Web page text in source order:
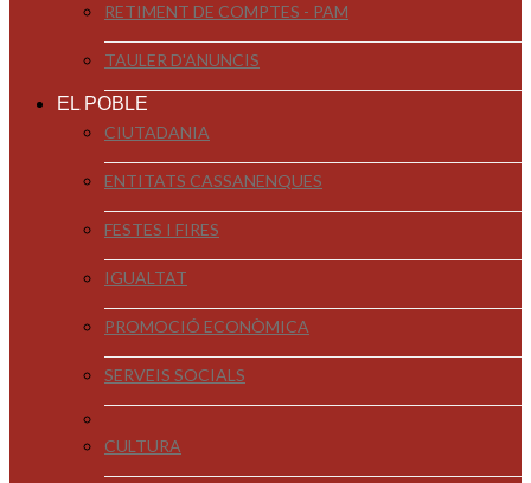
RETIMENT DE COMPTES - PAM
TAULER D'ANUNCIS
EL POBLE
CIUTADANIA
ENTITATS CASSANENQUES
FESTES I FIRES
IGUALTAT
PROMOCIÓ ECONÒMICA
SERVEIS SOCIALS
CULTURA